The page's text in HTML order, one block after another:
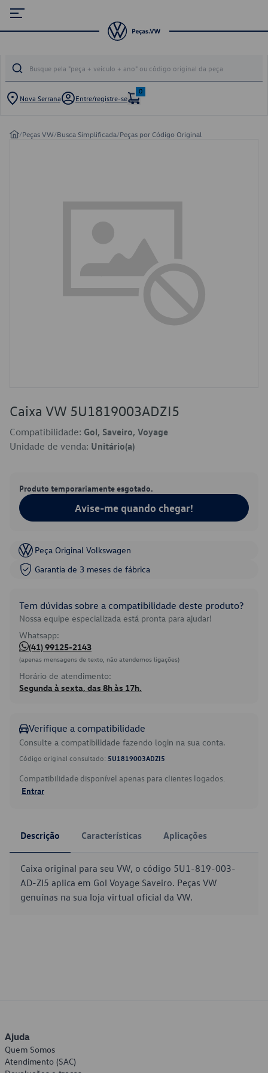
Nova Serrana Entre/registre-se
0
/Peças VW/Busca Simplificada/Peças por Código Original
Caixa VW 5U1819003ADZI5
Compatibilidade: Gol, Saveiro, Voyage
Unidade de venda: Unitário(a)
Produto temporariamente esgotado.
Avise-me quando chegar!
Peça Original Volkswagen
Garantia de 3 meses de fábrica
Tem dúvidas sobre a compatibilidade deste produto?
Nossa equipe especializada está pronta para ajudar!
Whatsapp:
(41) 99125-2143
(apenas mensagens de texto, não atendemos ligações)
Horário de atendimento:
Segunda à sexta, das 8h às 17h.
Verifique a compatibilidade
Consulte a compatibilidade fazendo login na sua conta.
Código original consultado: 5U1819003ADZI5
Compatibilidade disponível apenas para clientes logados.
Entrar
Descrição Características Aplicações
Caixa original para seu VW, o código 5U1-819-003-
AD-ZI5 aplica em Gol Voyage Saveiro. Peças VW
genuínas na sua loja virtual oficial da VW.
Ajuda
Quem Somos
Atendimento (SAC)